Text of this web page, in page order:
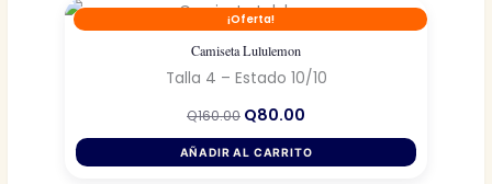
¡Oferta!
Camiseta Lululemon
Talla 4 – Estado 10/10
Q160.00 El
original
era:
Q80.00
actual
es:
AÑADIR AL CARRITO